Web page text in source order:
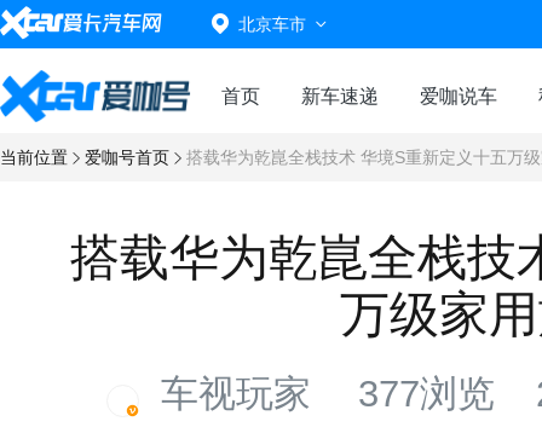
北京车市
首页 新车速递 爱咖说车
当前位置 爱咖号首页 搭载华为乾崑全栈技术 华境S重新定义十五万
搭载华为乾崑全栈技
万级家
车视玩家 377浏览